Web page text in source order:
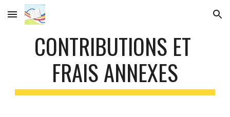
Skip to main content Skip to navigation
CONTRIBUTIONS ET
FRAIS ANNEXES